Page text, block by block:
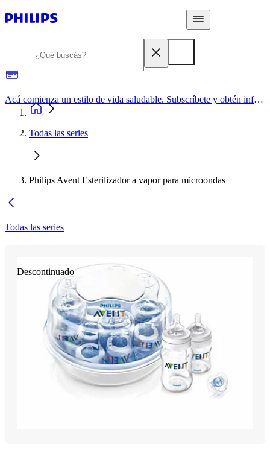
Acá comienza un estilo de vida saludable. Subscríbete y obtén información de primera mano
Todas las series
Philips Avent Esterilizador a vapor para microondas
Todas las series
Descontinuado